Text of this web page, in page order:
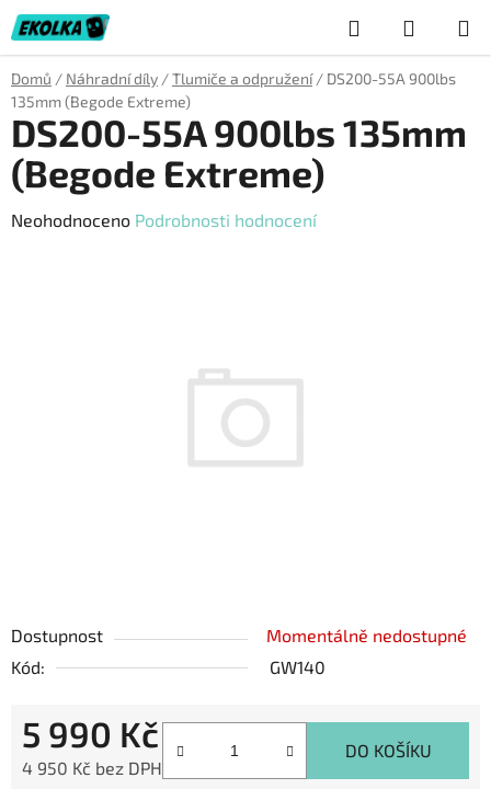
Přejít
na
obsah
Hledat
KOŠÍK
Domů / Náhradní díly /Tlumiče a odpružení / DS200-55A 900lbs
135mm (Begode Extreme)
Dostupnost
Momentálně nedostupné
Kód:
GW140
5 990 Kč
4 950 Kč bez DPH
DO KOŠÍKU
DS200-55A 900lbs 135mm
(Begode Extreme)
Průměrné
Neohodnoceno Podrobnosti hodnocení